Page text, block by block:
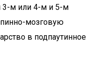
3-м или 4-м и 5-м
мозговую
в подпаутинное